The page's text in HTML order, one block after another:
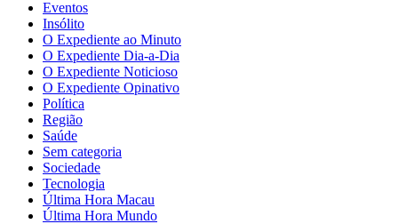
Eventos
Insólito
O Expediente ao Minuto
O Expediente Dia-a-Dia
O Expediente Noticioso
O Expediente Opinativo
Política
Região
Saúde
Sem categoria
Sociedade
Tecnologia
Última Hora Macau
Última Hora Mundo